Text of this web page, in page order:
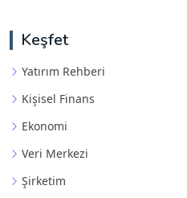
Keşfet
Yatırım Rehberi
Kişisel Finans
Ekonomi
Veri Merkezi
Şirketim